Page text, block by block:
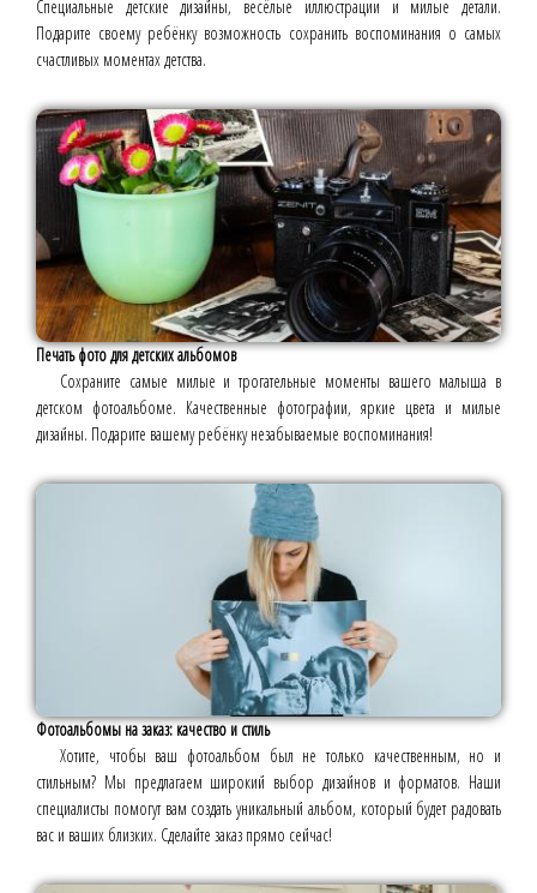
Специальные детские дизайны, весёлые иллюстрации и милые детали.
Подарите своему ребёнку возможность сохранить воспоминания о самых
счастливых моментах детства.
Печать фото для детских альбомов
Сохраните самые милые и трогательные моменты вашего малыша в
детском фотоальбоме. Качественные фотографии, яркие цвета и милые
дизайны. Подарите вашему ребёнку незабываемые воспоминания!
Фотоальбомы на заказ: качество и стиль
Хотите, чтобы ваш фотоальбом был не только качественным, но и
стильным? Мы предлагаем широкий выбор дизайнов и форматов. Наши
специалисты помогут вам создать уникальный альбом, который будет радовать
вас и ваших близких. Сделайте заказ прямо сейчас!